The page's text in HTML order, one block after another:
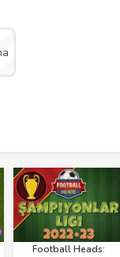
Football Heads: